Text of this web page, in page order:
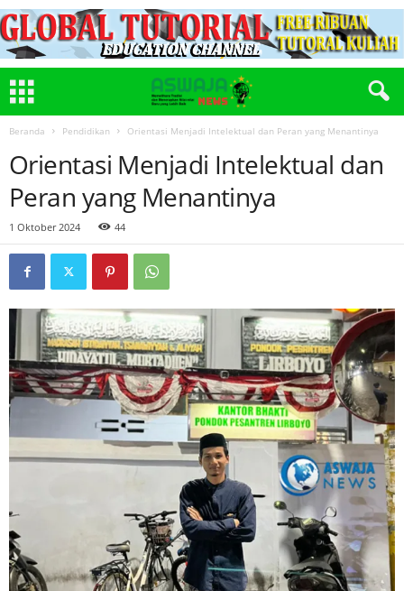
Beranda Pendidikan Orientasi Menjadi Intelektual dan Peran yang Menantinya
Orientasi Menjadi Intelektual dan
Peran yang Menantinya
1 Oktober 2024 44